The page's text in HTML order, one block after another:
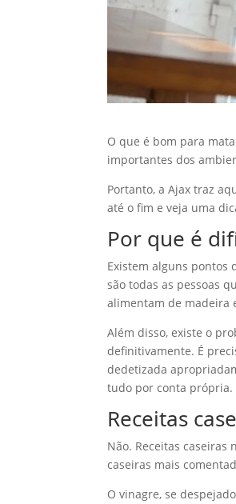
O que é bom para
importantes dos
Portanto, a Ajax traz
até o fim e veja uma
Por que é
Existem alguns pontos
são todas as pessoas
alimentam de madeira
Além disso, existe o
definitivamente. É
dedetizada
tudo por conta própria.
Receitas
Não. Receitas caseiras
caseiras mais
O vinagre, se